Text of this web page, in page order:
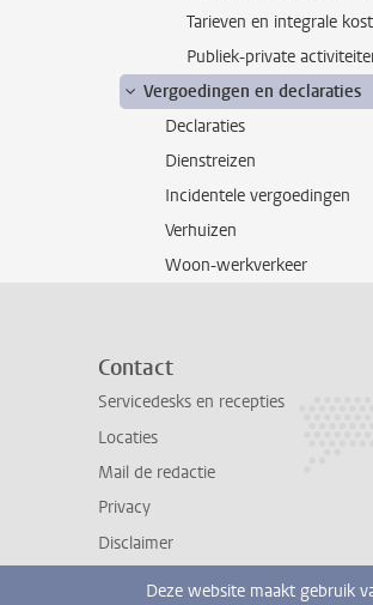
Tarieven en integrale
Publiek-private
Vergoedingen en declaraties
Declaraties
Dienstreizen
Incidentele vergoedingen
Verhuizen
Woon-werkverkeer
Contact
Servicedesks en recepties
Locaties
Mail de redactie
Privacy
Disclaimer
Deze website maakt gebruik